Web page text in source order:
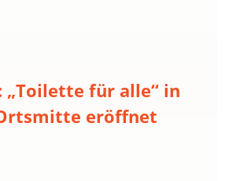
„Toilette für alle“ in
eröffnet